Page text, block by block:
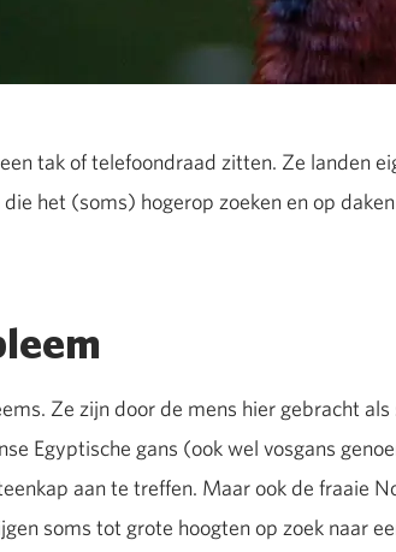
tak of telefoondraad zitten. Ze landen
het (soms) hogerop zoeken en op
Ze zijn door de mens hier gebracht
Egyptische gans (ook wel vosgans
aan te treffen. Maar ook de fraaie
soms tot grote hoogten op zoek naar